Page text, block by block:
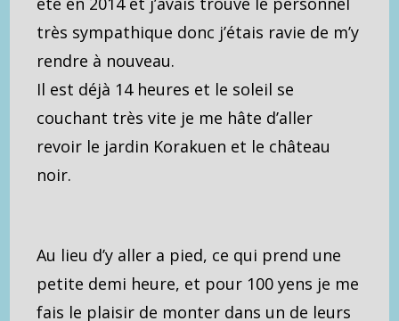
très sympathique donc j’étais ravie de m’y
rendre à nouveau.
Il est déjà 14 heures et le soleil se
couchant très vite je me hâte d’aller
revoir le jardin Korakuen et le château
noir.
Au lieu d’y aller a pied, ce qui prend une
petite demi heure, et pour 100 yens je me
fais le plaisir de monter dans un de leurs